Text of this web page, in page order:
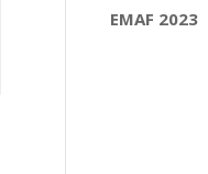
EMAF 2023